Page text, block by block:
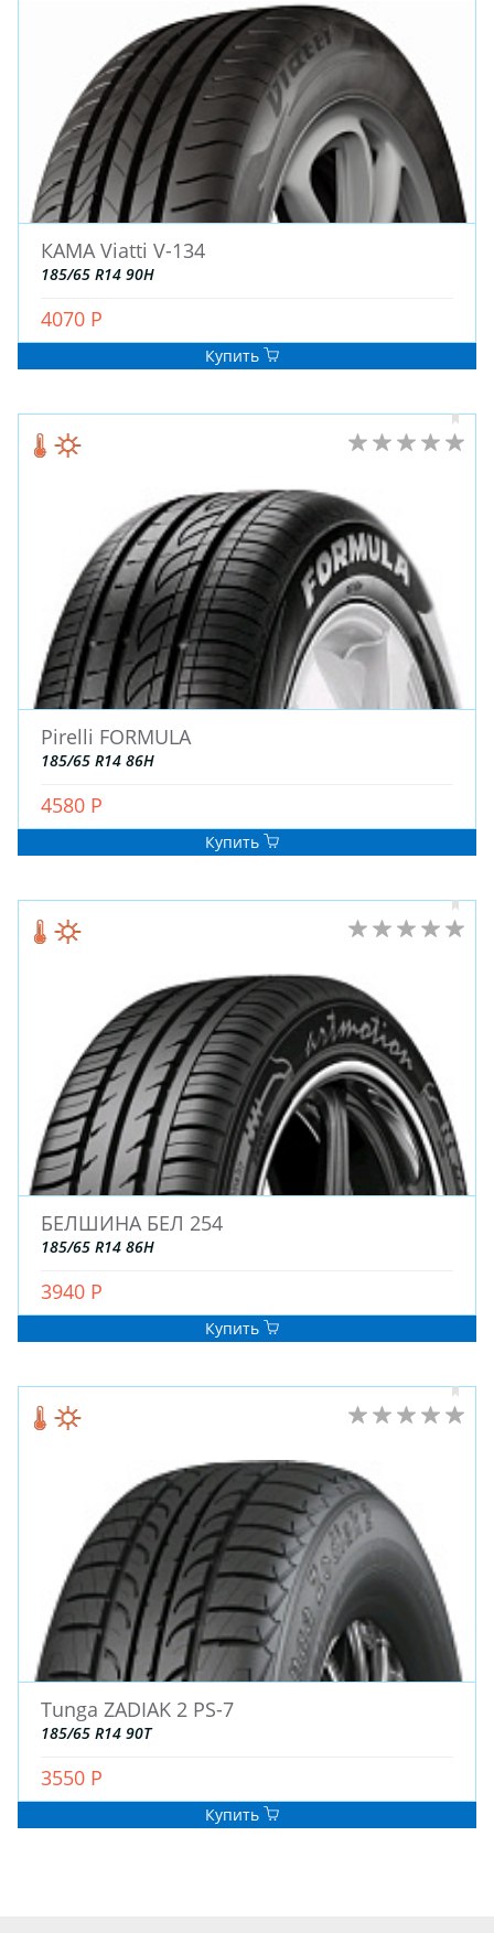
ЗИМНИЕ
ЛЕТНИЕ
ДЛЯ СПЕЦТЕХНИКИ
ДЛЯ ГРУЗОВЫХ АВТО
ДЛЯ ЛЕГКОВЫХ АВТО
ШИНЫ
ДИСКИ
КАМА Viatti V-134
185/65 R14 90H
4070 Р
Купить
Pirelli FORMULA
185/65 R14 86H
4580 Р
Купить
БЕЛШИНА БЕЛ 254
185/65 R14 86H
3940 Р
Купить
Tunga ZADIAK 2 PS-7
185/65 R14 90T
3550 Р
Купить